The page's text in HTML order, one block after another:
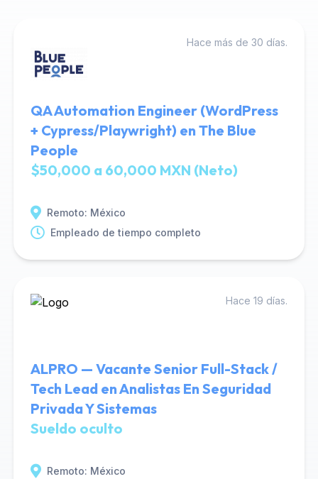
Hace más de 30 días.
QA Automation Engineer (WordPress
+ Cypress/Playwright) en The Blue
People
$50,000 a 60,000 MXN (Neto)
Remoto: México
Empleado de tiempo completo
Hace 19 días.
ALPRO — Vacante Senior Full-Stack /
Tech Lead en Analistas En Seguridad
Privada Y Sistemas
Sueldo oculto
Remoto: México